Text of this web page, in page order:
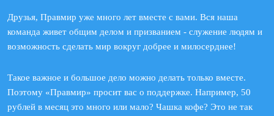
Друзья, Правмир уже много лет вместе с вами. Вся наша
команда живет общим делом и призванием - служение людям и
возможность сделать мир вокруг добрее и милосерднее!
Такое важное и большое дело можно делать только вместе.
Поэтому «Правмир» просит вас о поддержке. Например, 50
рублей в месяц это много или мало? Чашка кофе? Это не так